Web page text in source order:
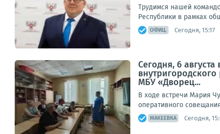
Трудимся нашей
Республики в рамках
ОФИЦ. Сегодня, 15:17
Сегодня, 6
МБУ «Дворец...
В ходе встречи Мария
оперативного
МАКЕЕВКА Сегодня,